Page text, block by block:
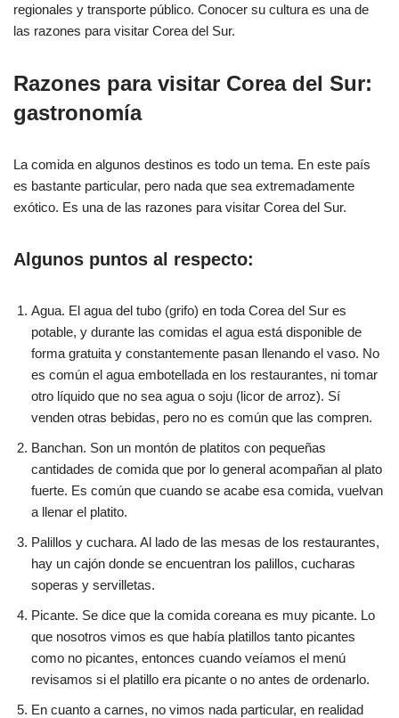
regionales y transporte público. Conocer su cultura es una de
las razones para visitar Corea del Sur.
Razones para visitar Corea del Sur:
gastronomía
La comida en algunos destinos es todo un tema. En este país
es bastante particular, pero nada que sea extremadamente
exótico. Es una de las razones para visitar Corea del Sur.
Algunos puntos al respecto:
Agua. El agua del tubo (grifo) en toda Corea del Sur es
potable, y durante las comidas el agua está disponible de
forma gratuita y constantemente pasan llenando el vaso. No
es común el agua embotellada en los restaurantes, ni tomar
otro líquido que no sea agua o soju (licor de arroz). Sí
venden otras bebidas, pero no es común que las compren.
Banchan. Son un montón de platitos con pequeñas
cantidades de comida que por lo general acompañan al plato
fuerte. Es común que cuando se acabe esa comida, vuelvan
a llenar el platito.
Palillos y cuchara. Al lado de las mesas de los restaurantes,
hay un cajón donde se encuentran los palillos, cucharas
soperas y servilletas.
Picante. Se dice que la comida coreana es muy picante. Lo
que nosotros vimos es que había platillos tanto picantes
como no picantes, entonces cuando veíamos el menú
revisamos si el platillo era picante o no antes de ordenarlo.
En cuanto a carnes, no vimos nada particular, en realidad